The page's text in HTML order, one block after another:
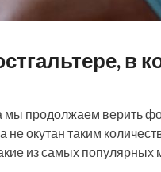
в
продолжаем верить
не окутан таким
из самых